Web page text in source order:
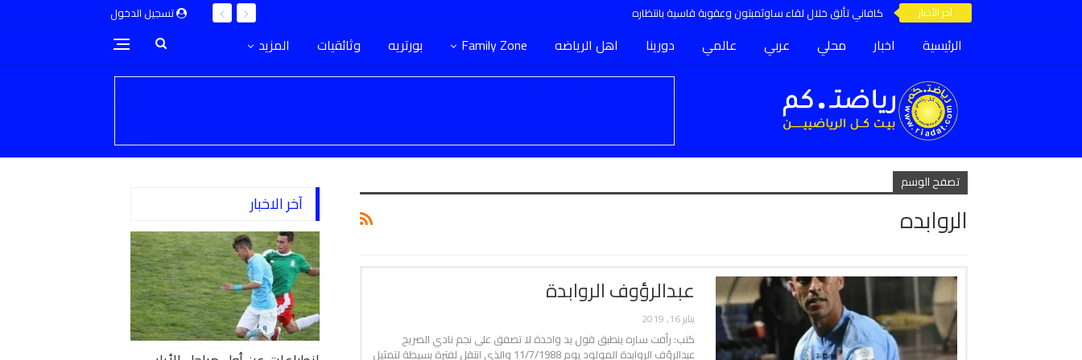
تسجيل الدخول آخر الأخبار كافاني تألق خلال لقاء ساوثمبتون وعقوبة قاسية بانتظاره
الرئيسية اخبار محلي عربي عالمي دورينا اهل الرياضه Family Zone بورتريه وثائقيات المزيد
تصفح الوسم
الروابده
عبدالرؤوف الروابدة
يناير 16, 2019
كتب: رأفت ساره ينطبق قول يد واحدة لا تصفق على نجم نادي الصريح
عبدالرؤف الروابدة المولود يوم 11/7/1988 والذي انتقل لفترة بسيطة لتمثيل
آخر الاخبار